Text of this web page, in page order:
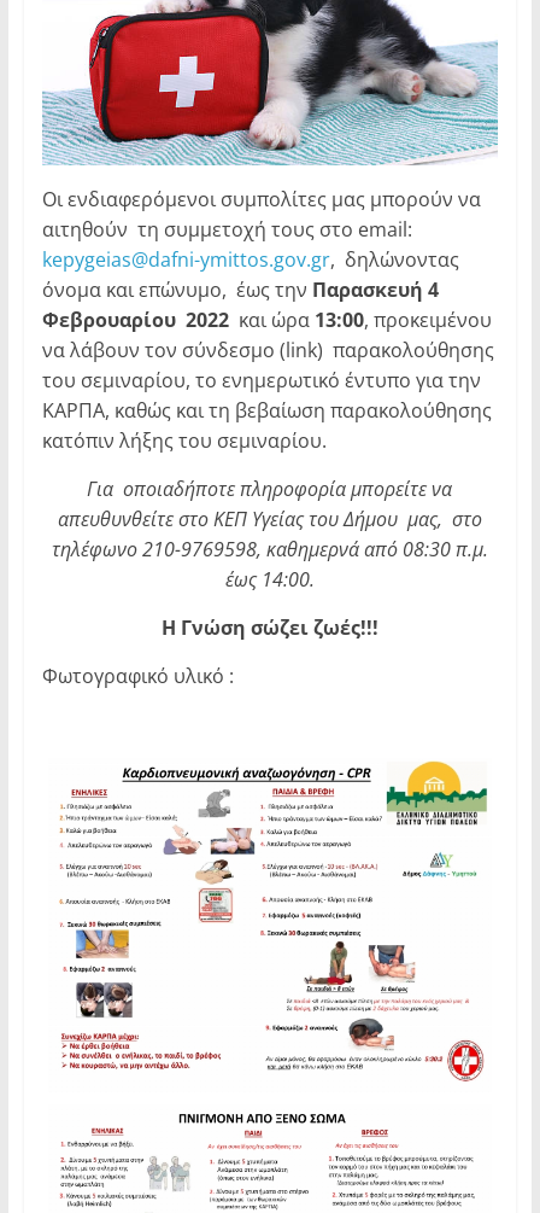
Οι ενδιαφερόμενοι συμπολίτες μας μπορούν να
αιτηθούν τη συμμετοχή τους στο email:
kepygeias@dafni-ymittos.gov.gr, δηλώνοντας
όνομα και επώνυμο, έως την Παρασκευή 4
Φεβρουαρίου 2022 και ώρα 13:00, προκειμένου
να λάβουν τον σύνδεσμο (link) παρακολούθησης
του σεμιναρίου, το ενημερωτικό έντυπο για την
ΚΑΡΠΑ, καθώς και τη βεβαίωση παρακολούθησης
κατόπιν λήξης του σεμιναρίου.
Για οποιαδήποτε πληροφορία μπορείτε να
απευθυνθείτε στο ΚΕΠ Υγείας του Δήμου μας, στο
τηλέφωνο 210-9769598, καθημερνά από 08:30 π.μ.
έως 14:00.
Η Γνώση σώζει ζωές!!!
Φωτογραφικό υλικό :